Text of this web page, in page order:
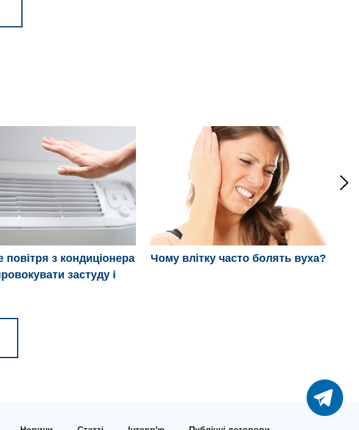
повітря з кондиціонера
застуду і
Чому влітку часто болять вуха?